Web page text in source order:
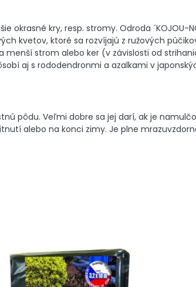
okrasné kry, resp. stromy. Odroda
kvetov, ktoré sa rozvíjajú z ružových
strom alebo ker (v závislosti od
aj s rododendronmi a azalkami v
pôdu. Veľmi dobre sa jej darí, ak je
alebo na konci zimy. Je plne